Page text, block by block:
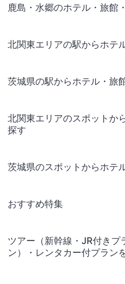
鹿島・水郷のホテル・旅館
北関東エリアの駅からホテ
茨城県の駅からホテル・旅
北関東エリアのスポットか
探す
茨城県のスポットからホテ
おすすめ特集
ツアー（新幹線・JR付きプ
ン）・レンタカー付プラン